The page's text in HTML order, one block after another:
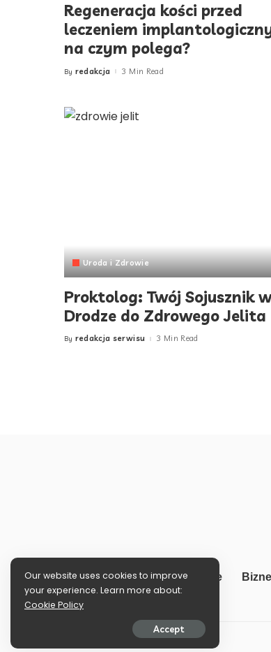
Regeneracja kości przed
leczeniem
na czym polega?
Posted
By redakcja 3 Min Read
Uroda i Zdrowie
Proktolog: Twój Sojusznik w
Drodze do Zdrowego Jelita
Posted
By redakcja serwisu 3 Min Read
Informacje
Our website uses cookies to improve
your experience. Learn more about:
Cookie Policy
Accept